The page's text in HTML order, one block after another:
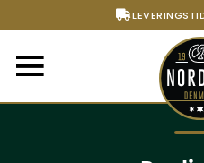
FRI FRAGT FRA
STORT UDVALG